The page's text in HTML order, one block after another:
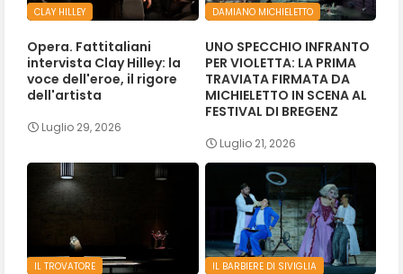
CLAY HILLEY
Opera. Fattitaliani
intervista Clay Hilley: la
voce dell'eroe, il rigore
dell'artista
Luglio 29, 2026
DAMIANO MICHIELETTO
UNO SPECCHIO INFRANTO
PER VIOLETTA: LA PRIMA
TRAVIATA FIRMATA DA
MICHIELETTO IN SCENA AL
FESTIVAL DI BREGENZ
Luglio 21, 2026
IL TROVATORE IL BARBIERE DI SIVIGLIA